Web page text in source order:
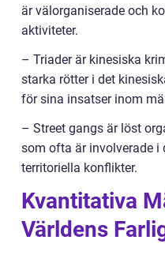
är välorganiserade och
aktiviteter.
– Triader är kinesiska
starka rötter i det
för sina insatser inom
– Street gangs är löst
som ofta är involverade i
territoriella konflikter.
Kvantitativa
Världens